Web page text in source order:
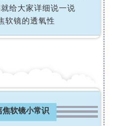
给大家详细说一说
软镜的透氧性
焦软镜小常识